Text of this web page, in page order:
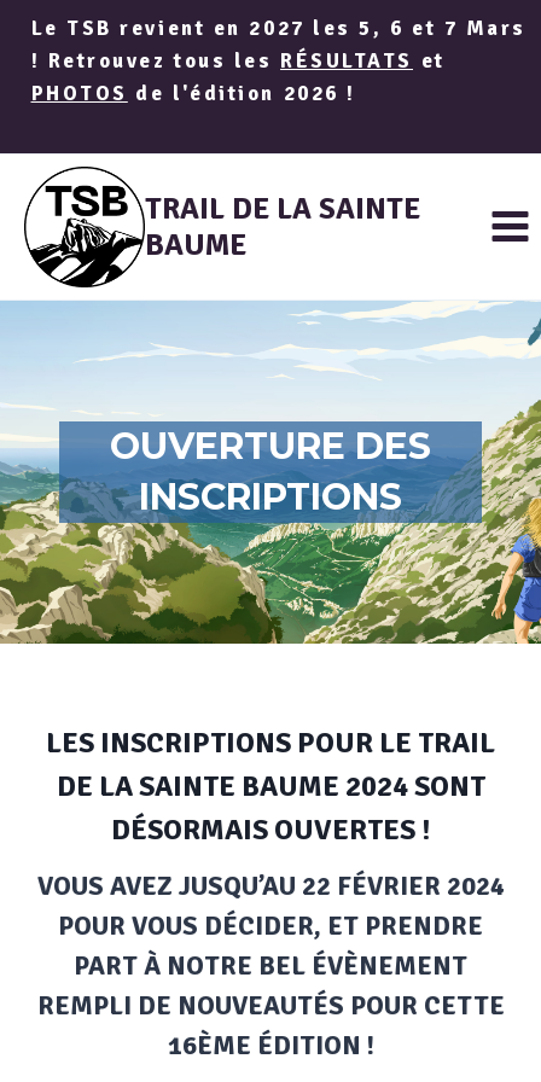
Aller
contenu
Le TSB revient en 2027 les 5, 6 et 7 Mars
! Retrouvez tous les RÉSULTATS et
PHOTOS de l'édition 2026 !
TRAIL DE LA SAINTE
BAUME
OUVERTURE DES
INSCRIPTIONS
LES INSCRIPTIONS POUR LE TRAIL
DE LA SAINTE BAUME 2024 SONT
DÉSORMAIS OUVERTES !
VOUS AVEZ JUSQU’AU 22 FÉVRIER 2024
POUR VOUS DÉCIDER, ET PRENDRE
PART À NOTRE BEL ÉVÈNEMENT
REMPLI DE NOUVEAUTÉS POUR CETTE
16ÈME ÉDITION !